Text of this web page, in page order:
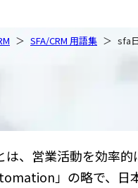
SFA/CRM 用語集 sfa
は、営業活動を効率
」の略で、日